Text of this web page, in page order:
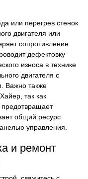
или перегрев стенок
двигателя или
сопротивление
дефектовку
износа в технике
двигателя с
Важно также
так как
общий ресурс
управления.
и ремонт